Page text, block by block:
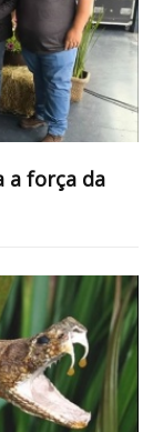
a força da